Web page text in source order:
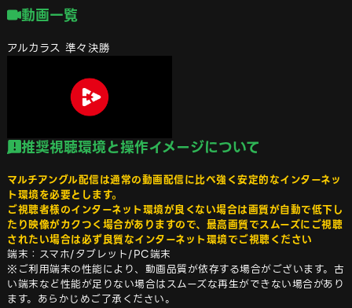
動画一覧
アルカラス 準々決勝
推奨視聴環境と操作イメージについて
マルチアングル配信は通常の動画配信に比べ強く安定的なインターネッ
ト環境を必要とします。
ご視聴者様のインターネット環境が良くない場合は画質が自動で低下し
たり映像がカクつく場合がありますので、最高画質でスムーズにご視聴
されたい場合は必ず良質なインターネット環境でご視聴ください
端末：スマホ/タブレット/PC端末
※ご利用端末の性能により、動画品質が依存する場合がございます。古
い端末など性能が足りない場合はスムーズな再生ができない場合があり
ます。あらかじめご了承ください。